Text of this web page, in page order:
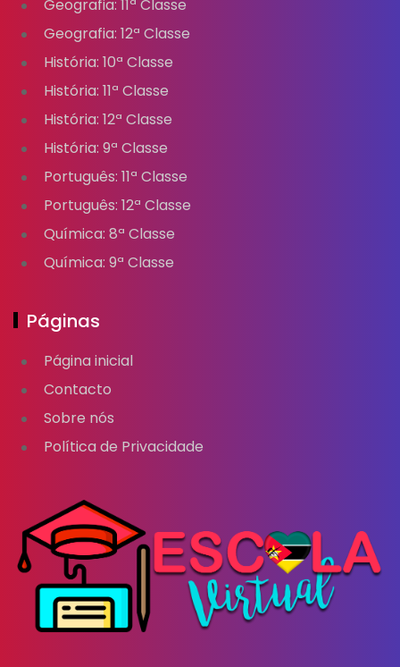
Geografia: 11ª Classe
Geografia: 12ª Classe
História: 10ª Classe
História: 11ª Classe
História: 12ª Classe
História: 9ª Classe
Português: 11ª Classe
Português: 12ª Classe
Química: 8ª Classe
Química: 9ª Classe
Páginas
Página inicial
Contacto
Sobre nós
Política de Privacidade